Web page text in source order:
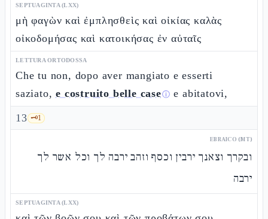
SEPTUAGINTA (LXX)
μὴ φαγὼν καὶ ἐμπλησθεὶς καὶ οἰκίας καλὰς
οἰκοδομήσας καὶ κατοικήσας ἐν αὐταῖς
LETTURA ORTODOSSA
Che tu non, dopo aver mangiato e esserti
saziato,e costruito belle caseⓘ e abitatovi,
13 🗝️1
EBRAICO (MT)
ובקרך וצאנך ירבין וכסף וזהב ירבה לך וכל אשר לך
ירבה
SEPTUAGINTA (LXX)